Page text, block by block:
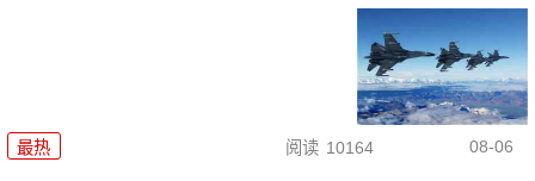
最热 阅读 10164 08-06